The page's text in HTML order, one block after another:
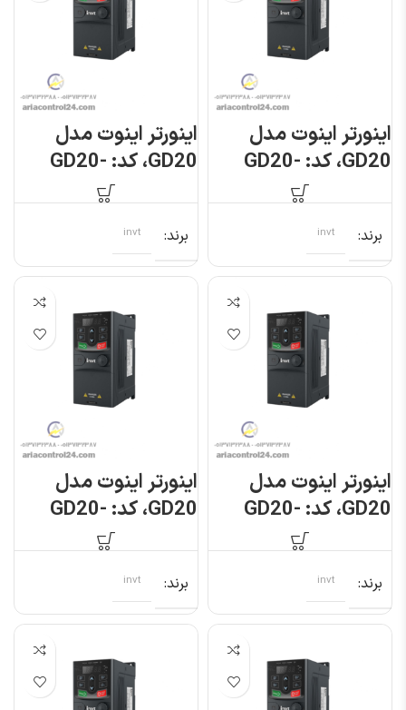
اینورتر اینوت مدل
GD20، کد: GD20-
برند invt
اینورتر اینوت مدل
GD20، کد: GD20-
برند invt
اینورتر اینوت مدل
GD20، کد: GD20-
برند invt
اینورتر اینوت مدل
GD20، کد: GD20-
برند invt